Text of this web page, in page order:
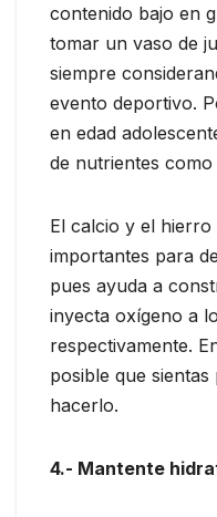
contenido bajo en
tomar un vaso de
siempre
evento deportivo.
en edad
de nutrientes como
El calcio y el
importantes para
pues ayuda a
inyecta oxígeno a
respectivamente.
posible que
hacerlo.
4.- Mantente